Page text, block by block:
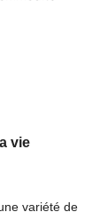
vie
variété de